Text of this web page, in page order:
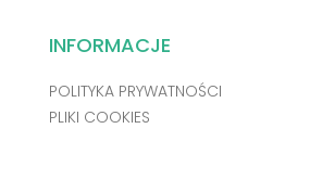
INFORMACJE
POLITYKA PRYWATNOŚCI
PLIKI COOKIES